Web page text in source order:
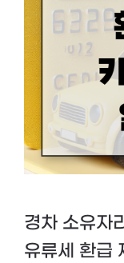
경차 소유자
유류세 환급